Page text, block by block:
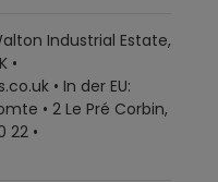
Industrial Estate,
•
• In der EU:
• 2 Le Pré Corbin,
22 •